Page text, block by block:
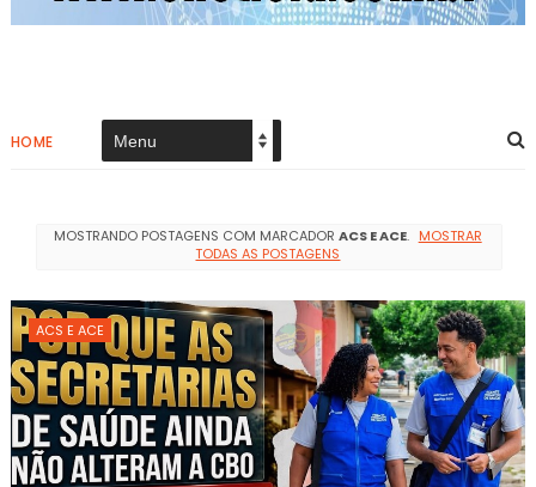
HOME
MOSTRANDO POSTAGENS COM MARCADORACS E ACE. MOSTRAR
TODAS AS POSTAGENS
ACS E ACE